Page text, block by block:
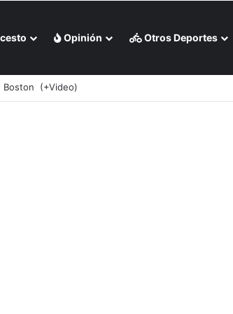
Opinión Otros Deportes
de Atlanta (+Videos)